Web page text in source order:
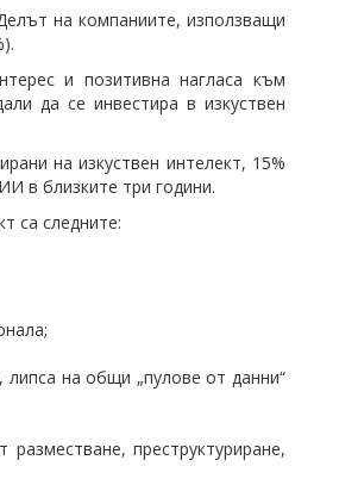
на компаниите, използващи
и позитивна нагласа към
да се инвестира в изкуствен
на изкуствен интелект, 15%
в близките три години.
са следните:
на общи „пулове от данни“
преструктуриране,